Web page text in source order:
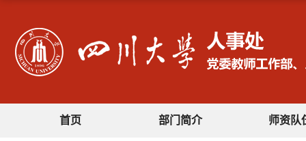
首页 部门简介 师资队